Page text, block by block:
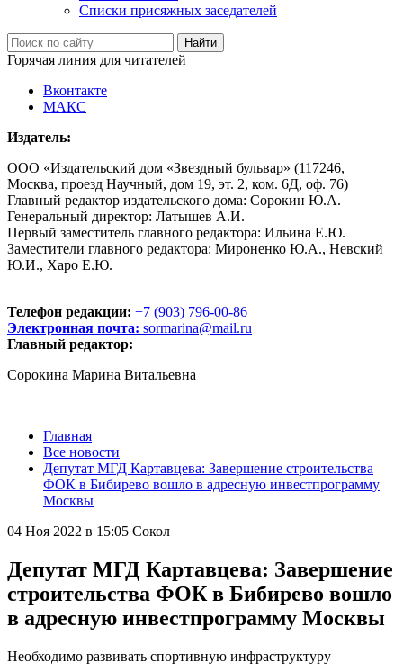
Списки присяжных заседателей
Горячая линия для читателей
Вконтакте
МАКС
Издатель:
ООО «Издательский дом «Звездный бульвар» (117246,
Москва, проезд Научный, дом 19, эт. 2, ком. 6Д, оф. 76)
Главный редактор издательского дома: Сорокин Ю.А.
Генеральный директор: Латышев А.И.
Первый заместитель главного редактора: Ильина Е.Ю.
Заместители главного редактора: Мироненко Ю.А., Невский
Ю.И., Харо Е.Ю.
Телефон редакции: +7 (903) 796-00-86
Электронная почта: sormarina@mail.ru
Главный редактор:
Сорокина Марина Витальевна
Главная
Все новости
Депутат МГД Картавцева: Завершение строительства
ФОК в Бибирево вошло в адресную инвестпрограмму
Москвы
04 Ноя 2022 в 15:05 Сокол
Депутат МГД Картавцева: Завершение
строительства ФОК в Бибирево вошло
в адресную инвестпрограмму Москвы
Необходимо развивать спортивную инфраструктуру